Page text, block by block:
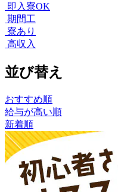
即入寮OK
期間工
寮あり
高収入
並び替え
おすすめ順
給与が高い順
新着順